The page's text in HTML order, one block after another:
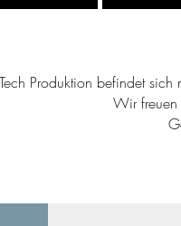
Produktion befindet
Wir freuen